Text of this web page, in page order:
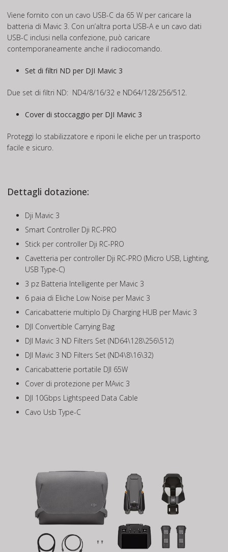
Viene fornito con un cavo USB-C da 65 W per caricare la
batteria di Mavic 3. Con un’altra porta USB-A e un cavo dati
USB-C inclusi nella confezione, può caricare
contemporaneamente anche il radiocomando.
Set di filtri ND per DJI Mavic 3
Due set di filtri ND: ND4/8/16/32 e ND64/128/256/512.
Cover di stoccaggio per DJI Mavic 3
Proteggi lo stabilizzatore e riponi le eliche per un trasporto
facile e sicuro.
Dettagli dotazione:
Dji Mavic 3
Smart Controller Dji RC-PRO
Stick per controller Dji RC-PRO
Cavetteria per controller Dji RC-PRO (Micro USB, Lighting,
USB Type-C)
3 pz Batteria Intelligente per Mavic 3
6 paia di Eliche Low Noise per Mavic 3
Caricabatterie multiplo Dji Charging HUB per Mavic 3
DJI Convertible Carrying Bag
DJI Mavic 3 ND Filters Set (ND64\128\256\512)
DJI Mavic 3 ND Filters Set (ND4\8\16\32)
Caricabatterie portatile DJI 65W
Cover di protezione per MAvic 3
DJI 10Gbps Lightspeed Data Cable
Cavo Usb Type-C